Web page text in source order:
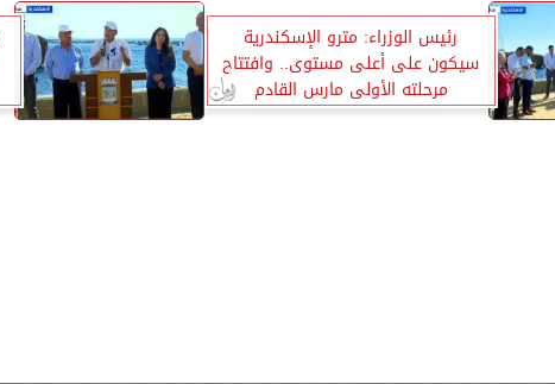
رئيس الوزراء: مترو الإسكندرية
سيكون على أعلى مستوى.. وافتتاح
مرحلته الأولى مارس القادم